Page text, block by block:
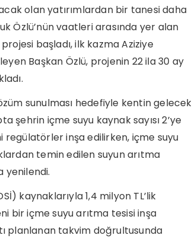
olan yatırımlardan bir tanesi daha
Özlü’nün vaatleri arasında yer alan
başladı, ilk kazma Aziziye
Başkan Özlü, projenin 22 ila 30 ay
sunulması hedefiyle kentin gelecek
şehrin içme suyu kaynak sayısı 2’ye
regülatörler inşa edilirken, içme suyu
temin edilen suyun arıtma
yenilendi.
kaynaklarıyla 1,4 milyon TL’lik
bir içme suyu arıtma tesisi inşa
planlanan takvim doğrultusunda